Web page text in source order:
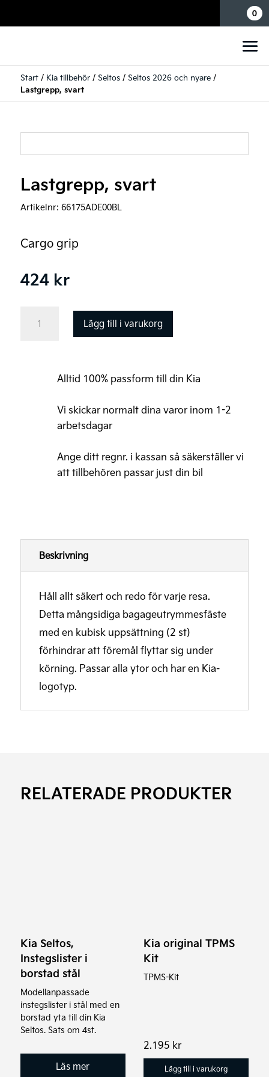
0
Start/ Kia tillbehör/ Seltos/ Seltos 2026 och nyare/
Lastgrepp, svart
Lastgrepp, svart
Artikelnr: 66175ADE00BL
Cargo grip
424 kr
Lägg till i varukorg
Alltid 100% passform till din Kia
Vi skickar normalt dina varor inom 1-2
arbetsdagar
Ange ditt regnr. i kassan så säkerställer vi
att tillbehören passar just din bil
Beskrivning
Håll allt säkert och redo för varje resa.
Detta mångsidiga bagageutrymmesfäste
med en kubisk uppsättning (2 st)
förhindrar att föremål flyttar sig under
körning. Passar alla ytor och har en Kia-
logotyp.
RELATERADE PRODUKTER
Kia Seltos,
Instegslister i
borstad stål
Modellanpassade
instegslister i stål med en
borstad yta till din Kia
Seltos. Sats om 4st.
Läs mer
Kia original TPMS
Kit
TPMS-Kit
2.195 kr
Lägg till i varukorg